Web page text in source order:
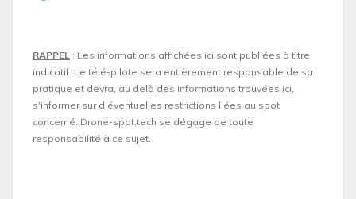
RAPPEL : Les informations affichées ici sont publiées à titre
indicatif. Le télé-pilote sera entièrement responsable de sa
pratique et devra, au delà des informations trouvées ici,
s'informer sur d’éventuelles restrictions liées au spot
concerné. Drone-spot.tech se dégage de toute
responsabilité à ce sujet.